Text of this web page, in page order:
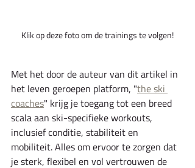
Klik op deze foto om de trainings te volgen!
Met het door de auteur van dit artikel in
het leven geroepen platform, "the ski
coaches" krijg je toegang tot een breed
scala aan ski-specifieke workouts,
inclusief conditie, stabiliteit en
mobiliteit. Alles om ervoor te zorgen dat
je sterk, flexibel en vol vertrouwen de